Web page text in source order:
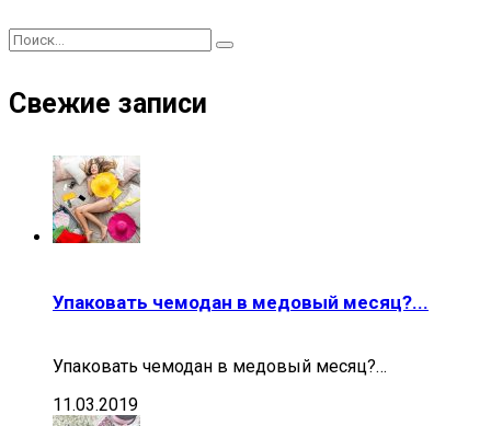
Свежие записи
Упаковать чемодан в медовый месяц?...
Упаковать чемодан в медовый месяц?…
11.03.2019